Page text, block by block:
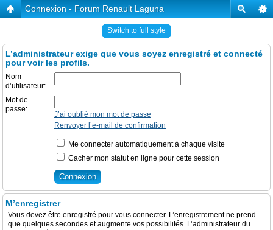
Connexion - Forum Renault Laguna
Switch to full style
L’administrateur exige que vous soyez enregistré et connecté
pour voir les profils.
Nom
d’utilisateur:
Mot de
passe:
J’ai oublié mon mot de passe
Renvoyer l’e-mail de confirmation
Me connecter automatiquement à chaque visite
Cacher mon statut en ligne pour cette session
M’enregistrer
Vous devez être enregistré pour vous connecter. L’enregistrement ne prend
que quelques secondes et augmente vos possibilités. L’administrateur du